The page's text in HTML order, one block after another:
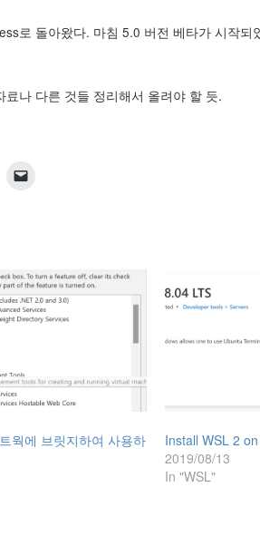
로 돌아왔다. 마침 5.0 버전 베타가 시작
료나 다른 것들 정리해서 올려야 할 듯.
a
i
l
a
l
o
a
f
e
웍에 브릿지하여 사용하
Install WSL 2
2019/08/13
In "WSL"